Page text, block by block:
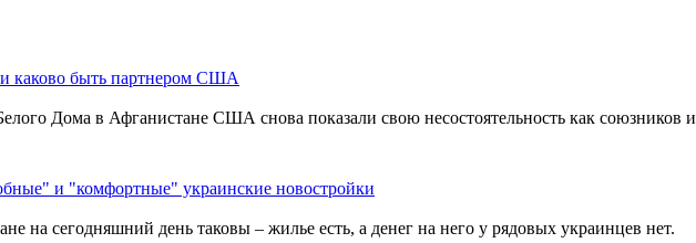
каково быть партнером США
Дома в Афганистане США снова показали свою несостоятельность как союзников и
и "комфортные" украинские новостройки
на сегодняшний день таковы – жилье есть, а денег на него у рядовых украинцев нет.